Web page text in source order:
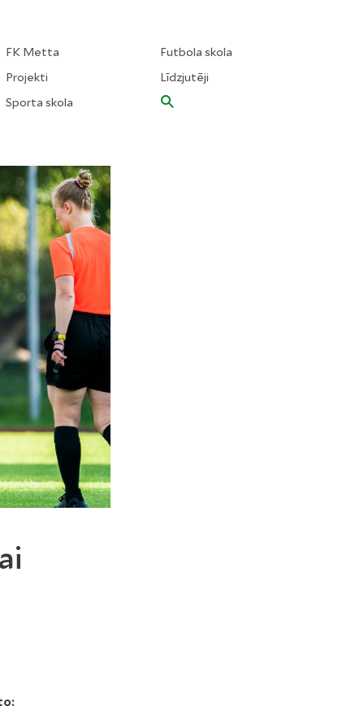
FK Metta
Projekti
Sporta skola
Futbola skola
Līdzjutēji